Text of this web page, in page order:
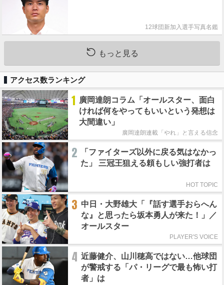
12球団新加入選手写真名鑑
もっと見る
アクセス数ランキング
1 廣岡達朗コラム「オールスター、面白
ければ何をやってもいいという発想は
大間違い」
廣岡達朗連載「やれ」と言える信念
2
「ファイターズ以外に戻る気はなかっ
た」 三冠王狙える頼もしい強打者は
HOT TOPIC
3 中日・大野雄大「『話す選手おらへん
な』と思ったら坂本勇人が来た！」／
オールスター
PLAYER'S VOICE
4 近藤健介、山川穂高ではない…他球団
が警戒する「パ・リーグで最も怖い打
者」は